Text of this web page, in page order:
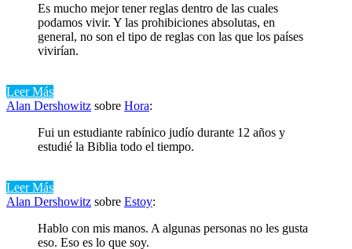
Es mucho mejor tener reglas dentro de las cuales
podamos vivir. Y las prohibiciones absolutas, en
general, no son el tipo de reglas con las que los países
vivirían.
Leer Más
Alan Dershowitz sobre Hora:
Fui un estudiante rabínico judío durante 12 años y
estudié la Biblia todo el tiempo.
Leer Más
Alan Dershowitz sobre Estoy:
Hablo con mis manos. A algunas personas no les gusta
eso. Eso es lo que soy.